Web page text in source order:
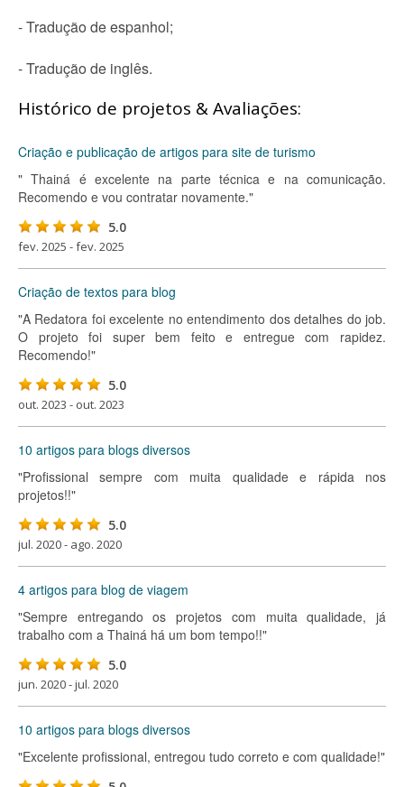
- Tradução de espanhol;
- Tradução de inglês.
Histórico de projetos & Avaliações:
Criação e publicação de artigos para site de turismo
" Thainá é excelente na parte técnica e na comunicação.
Recomendo e vou contratar novamente."
5.0
fev. 2025 - fev. 2025
Criação de textos para blog
"A Redatora foi excelente no entendimento dos detalhes do job.
O projeto foi super bem feito e entregue com rapidez.
Recomendo!"
5.0
out. 2023 - out. 2023
10 artigos para blogs diversos
"Profissional sempre com muita qualidade e rápida nos
projetos!!"
5.0
jul. 2020 - ago. 2020
4 artigos para blog de viagem
"Sempre entregando os projetos com muita qualidade, já
trabalho com a Thainá há um bom tempo!!"
5.0
jun. 2020 - jul. 2020
10 artigos para blogs diversos
"Excelente profissional, entregou tudo correto e com qualidade!"